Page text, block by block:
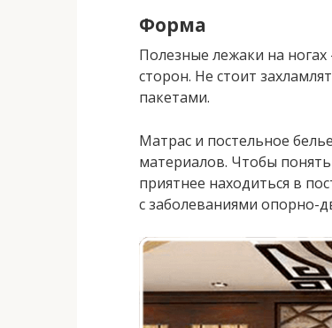
Форма
Полезные лежаки на ногах
сторон. Не стоит
пакетами.
Матрас и постельное
материалов. Чтобы
приятнее находиться в
с заболеваниями опорно-